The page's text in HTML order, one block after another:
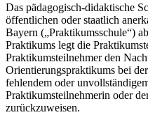
Das pädagogisch-didaktische
öffentlichen oder staatlich
Bayern („Praktikumsschule“)
Praktikums legt die
Praktikumsteilnehmer den
Orientierungspraktikums bei
fehlendem oder
Praktikumsteilnehmerin oder
zurückzuweisen.